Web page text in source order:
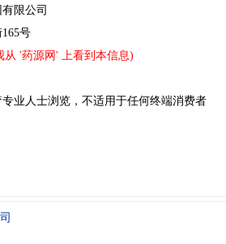
限公司
号
从 '药源网' 上看到本信息)
业人士浏览，不适用于任何终端消费者